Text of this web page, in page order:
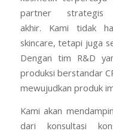
partner
akhir. Kami tidak
skincare, tetapi juga
Dengan tim R&D
produksi berstandar
mewujudkan produk
Kami akan
dari konsultasi